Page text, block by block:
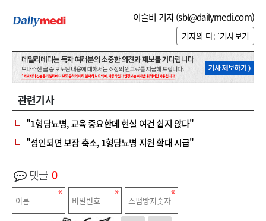
이슬비 기자 (sbl@dailymedi.com)
기자의 다른기사보기
관련기사
"1형당뇨병, 교육 중요한데 현실 여건 쉽지 않다"
"성인되면 보장 축소, 1형당뇨병 지원 확대 시급"
댓글 0